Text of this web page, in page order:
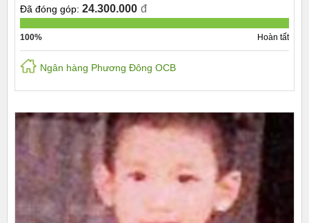
Đã đóng góp: 24.300.000 đ
100% Hoàn tất
Ngân hàng Phương Đông OCB